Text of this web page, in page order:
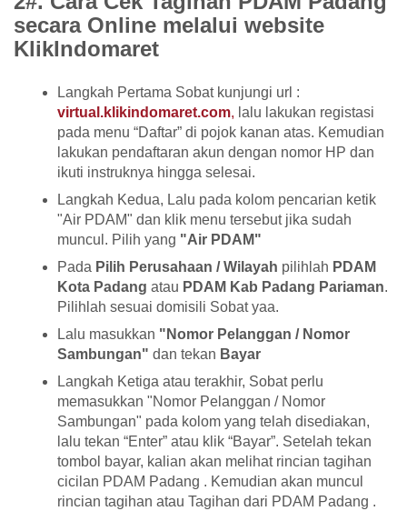
secara Online melalui website
KlikIndomaret
Langkah Pertama Sobat kunjungi url :
virtual.klikindomaret.com, lalu lakukan registasi
pada menu “Daftar” di pojok kanan atas. Kemudian
lakukan pendaftaran akun dengan nomor HP dan
ikuti instruknya hingga selesai.
Langkah Kedua, Lalu pada kolom pencarian ketik
"Air PDAM" dan klik menu tersebut jika sudah
muncul. Pilih yang "Air PDAM"
Pada Pilih Perusahaan / Wilayah pilihlah PDAM
Kota Padang atau PDAM Kab Padang Pariaman.
Pilihlah sesuai domisili Sobat yaa.
Lalu masukkan "Nomor Pelanggan / Nomor
Sambungan" dan tekan Bayar
Langkah Ketiga atau terakhir, Sobat perlu
memasukkan "Nomor Pelanggan / Nomor
Sambungan" pada kolom yang telah disediakan,
lalu tekan “Enter” atau klik “Bayar”. Setelah tekan
tombol bayar, kalian akan melihat rincian tagihan
cicilan PDAM Padang . Kemudian akan muncul
rincian tagihan atau Tagihan dari PDAM Padang .